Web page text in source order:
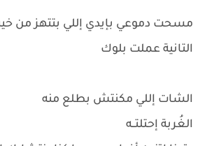
مسحت دموعي بإيدي إللي بتتهز من
التانية عملت بلوك
الشات إللي مكنتش بطلع منه
الغُربة إحتلتــه